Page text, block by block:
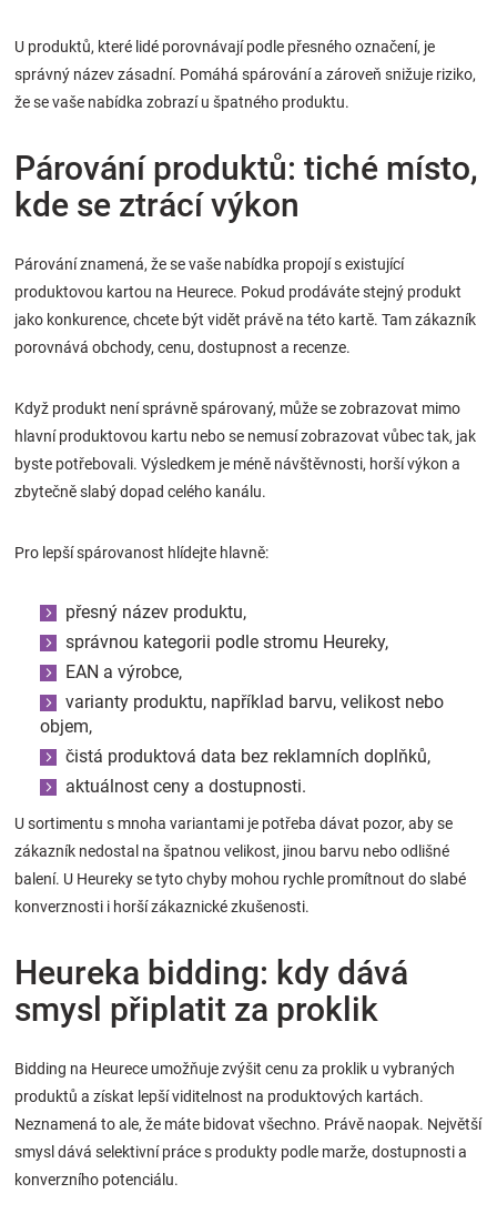
U produktů, které lidé porovnávají podle přesného označení, je
správný název zásadní. Pomáhá spárování a zároveň snižuje riziko,
že se vaše nabídka zobrazí u špatného produktu.
Párování produktů: tiché místo,
kde se ztrácí výkon
Párování znamená, že se vaše nabídka propojí s existující
produktovou kartou na Heurece. Pokud prodáváte stejný produkt
jako konkurence, chcete být vidět právě na této kartě. Tam zákazník
porovnává obchody, cenu, dostupnost a recenze.
Když produkt není správně spárovaný, může se zobrazovat mimo
hlavní produktovou kartu nebo se nemusí zobrazovat vůbec tak, jak
byste potřebovali. Výsledkem je méně návštěvnosti, horší výkon a
zbytečně slabý dopad celého kanálu.
Pro lepší spárovanost hlídejte hlavně:
přesný název produktu,
správnou kategorii podle stromu Heureky,
EAN a výrobce,
varianty produktu, například barvu, velikost nebo
objem,
čistá produktová data bez reklamních doplňků,
aktuálnost ceny a dostupnosti.
U sortimentu s mnoha variantami je potřeba dávat pozor, aby se
zákazník nedostal na špatnou velikost, jinou barvu nebo odlišné
balení. U Heureky se tyto chyby mohou rychle promítnout do slabé
konverznosti i horší zákaznické zkušenosti.
Heureka bidding: kdy dává
smysl připlatit za proklik
Bidding na Heurece umožňuje zvýšit cenu za proklik u vybraných
produktů a získat lepší viditelnost na produktových kartách.
Neznamená to ale, že máte bidovat všechno. Právě naopak. Největší
smysl dává selektivní práce s produkty podle marže, dostupnosti a
konverzního potenciálu.